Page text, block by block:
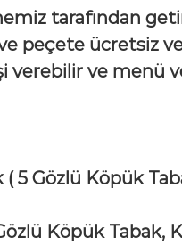
tarafından
peçete ücretsiz
verebilir ve menü
( 5 Gözlü Köpük
Köpük Tabak,